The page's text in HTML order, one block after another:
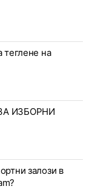
теглене на
ИЗБОРНИ
залози в